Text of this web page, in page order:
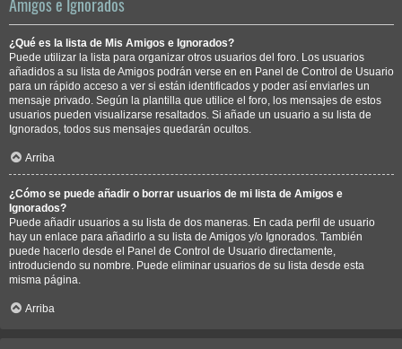
Amigos e Ignorados
¿Qué es la lista de Mis Amigos e Ignorados?
Puede utilizar la lista para organizar otros usuarios del foro. Los usuarios
añadidos a su lista de Amigos podrán verse en en Panel de Control de Usuario
para un rápido acceso a ver si están identificados y poder así enviarles un
mensaje privado. Según la plantilla que utilice el foro, los mensajes de estos
usuarios pueden visualizarse resaltados. Si añade un usuario a su lista de
Ignorados, todos sus mensajes quedarán ocultos.
Arriba
¿Cómo se puede añadir o borrar usuarios de mi lista de Amigos e
Ignorados?
Puede añadir usuarios a su lista de dos maneras. En cada perfil de usuario
hay un enlace para añadirlo a su lista de Amigos y/o Ignorados. También
puede hacerlo desde el Panel de Control de Usuario directamente,
introduciendo su nombre. Puede eliminar usuarios de su lista desde esta
misma página.
Arriba